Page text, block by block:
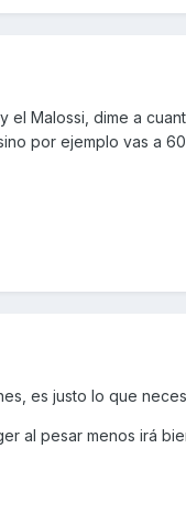
Malossi, dime a
por ejemplo vas a
es justo lo que
al pesar menos irá